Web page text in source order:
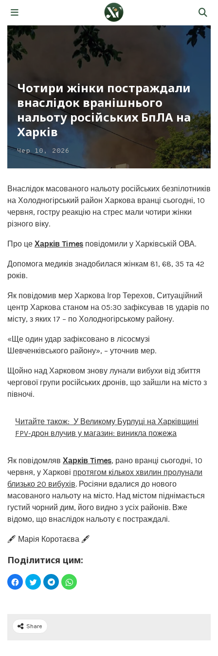
Чотири жінки постраждали
внаслідок вранішнього
нальоту російських БпЛА на
Харків
Чер 10, 2026
Внаслідок масованого нальоту російських безпілотників
на Холодногірський район Харкова вранці сьогодні, 10
червня, гостру реакцію на стрес мали чотири жінки
різного віку.
Про це Харків Times повідомили у Харківській ОВА.
Допомога медиків знадобилася жінкам 81, 68, 35 та 42
років.
Як повідомив мер Харкова Ігор Терехов, Ситуаційний
центр Харкова станом на 05:30 зафіксував 18 ударів по
місту, з яких 17 – по Холодногірському району.
«Ще один удар зафіксовано в лісосмузі
Шевченківського району», – уточнив мер.
Щойно над Харковом знову лунали вибухи від збиття
чергової групи російських дронів, що зайшли на місто з
півночі.
Читайте також: У Великому Бурлуці на Харківщині
FPV-дрон влучив у магазин: виникла пожежа
Як повідомляв Харків Times, рано вранці сьогодні, 10
червня, у Харкові протягом кількох хвилин пролунали
близько 20 вибухів. Росіяни вдалися до нового
масованого нальоту на місто. Над містом піднімається
густий чорний дим, його видно з усіх районів. Вже
відомо, що внаслідок нальоту є постраждалі.
🖋️ Марія Коротаєва 🖋️
Поділитися цим:
Share